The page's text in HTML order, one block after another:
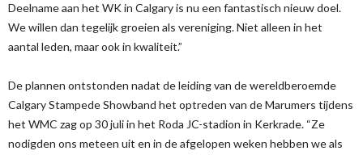
Deelname aan het WK in Calgary is nu een fantastisch nieuw doel.
We willen dan tegelijk groeien als vereniging. Niet alleen in het
aantal leden, maar ook in kwaliteit.”
De plannen ontstonden nadat de leiding van de wereldberoemde
Calgary Stampede Showband het optreden van de Marumers tijdens
het WMC zag op 30 juli in het Roda JC-stadion in Kerkrade. “Ze
nodigden ons meteen uit en in de afgelopen weken hebben we als